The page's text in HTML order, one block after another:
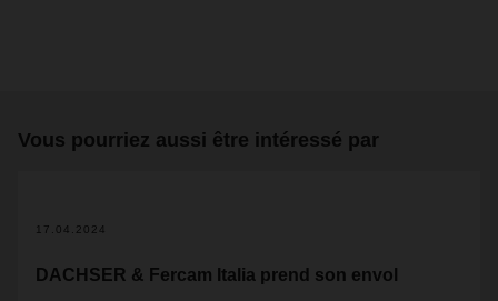
Vous pourriez aussi être intéressé par
17.04.2024
DACHSER & Fercam Italia prend son envol